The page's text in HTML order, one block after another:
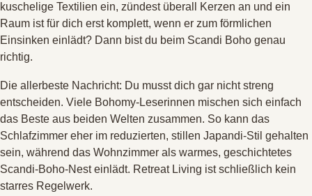
kuschelige Textilien ein, zündest überall Kerzen an und ein
Raum ist für dich erst komplett, wenn er zum förmlichen
Einsinken einlädt? Dann bist du beim Scandi Boho genau
richtig.
Die allerbeste Nachricht: Du musst dich gar nicht streng
entscheiden. Viele Bohomy-Leserinnen mischen sich einfach
das Beste aus beiden Welten zusammen. So kann das
Schlafzimmer eher im reduzierten, stillen Japandi-Stil gehalten
sein, während das Wohnzimmer als warmes, geschichtetes
Scandi-Boho-Nest einlädt. Retreat Living ist schließlich kein
starres Regelwerk.